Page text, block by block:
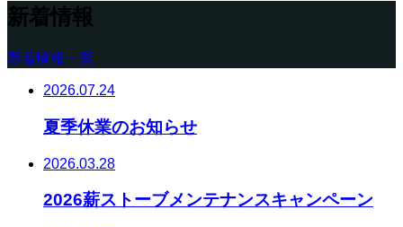
新着情報
新着情報一覧
2026.07.24
夏季休業のお知らせ
2026.03.28
2026薪ストーブメンテナンスキャンペーン